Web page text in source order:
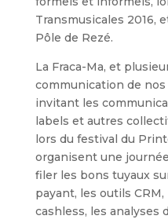
Transmusicales 2016,
Pôle de Rezé.
La Fraca-Ma, et
communication de
invitant les
labels et autres
lors du festival du
organisent une
filer les bons tuyaux
payant, les outils
cashless, les analyses